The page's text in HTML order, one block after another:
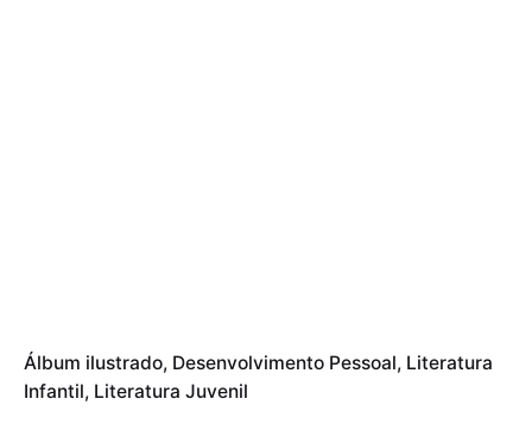
Álbum ilustrado Desenvolvimento Pessoal Literatura
Infantil Literatura Juvenil